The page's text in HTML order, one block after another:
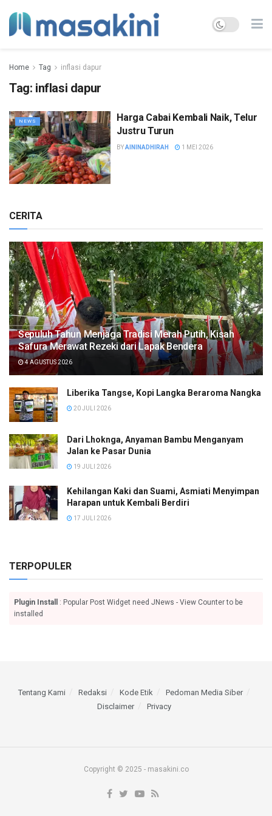
Home Tag inflasi dapur
Tag: inflasi dapur
NEWS
Harga Cabai Kembali Naik, Telur
Justru Turun
BYAININADHIRAH 1 MEI 2026
CERITA
Sepuluh Tahun Menjaga Tradisi Merah Putih, Kisah
Safura Merawat Rezeki dari Lapak Bendera
4 AGUSTUS 2026
Liberika Tangse, Kopi Langka Beraroma Nangka
20 JULI 2026
Dari Lhoknga, Anyaman Bambu Menganyam
Jalan ke Pasar Dunia
19 JULI 2026
Kehilangan Kaki dan Suami, Asmiati Menyimpan
Harapan untuk Kembali Berdiri
17 JULI 2026
TERPOPULER
Plugin Install
: Popular Post Widget need JNews - View Counter to be
installed
Tentang Kami Redaksi Kode Etik
Pedoman Media Siber
Disclaimer
Privacy
Copyright © 2025 - masakini.co